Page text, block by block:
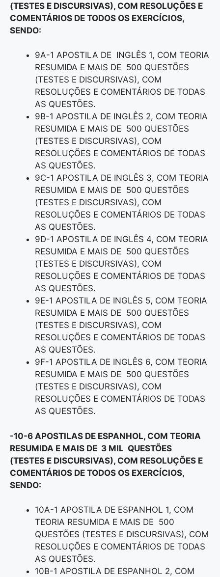
(TESTES E DISCURSIVAS), COM RESOLUÇÕES E
COMENTÁRIOS DE TODOS OS EXERCÍCIOS,
SENDO:
9A-1 APOSTILA DE INGLÊS 1, COM TEORIA
RESUMIDA E MAIS DE 500 QUESTÕES
(TESTES E DISCURSIVAS), COM
RESOLUÇÕES E COMENTÁRIOS DE TODAS
AS QUESTÕES.
9B-1 APOSTILA DE INGLÊS 2, COM TEORIA
RESUMIDA E MAIS DE 500 QUESTÕES
(TESTES E DISCURSIVAS), COM
RESOLUÇÕES E COMENTÁRIOS DE TODAS
AS QUESTÕES.
9C-1 APOSTILA DE INGLÊS 3, COM TEORIA
RESUMIDA E MAIS DE 500 QUESTÕES
(TESTES E DISCURSIVAS), COM
RESOLUÇÕES E COMENTÁRIOS DE TODAS
AS QUESTÕES.
9D-1 APOSTILA DE INGLÊS 4, COM TEORIA
RESUMIDA E MAIS DE 500 QUESTÕES
(TESTES E DISCURSIVAS), COM
RESOLUÇÕES E COMENTÁRIOS DE TODAS
AS QUESTÕES.
9E-1 APOSTILA DE INGLÊS 5, COM TEORIA
RESUMIDA E MAIS DE 500 QUESTÕES
(TESTES E DISCURSIVAS), COM
RESOLUÇÕES E COMENTÁRIOS DE TODAS
AS QUESTÕES.
9F-1 APOSTILA DE INGLÊS 6, COM TEORIA
RESUMIDA E MAIS DE 500 QUESTÕES
(TESTES E DISCURSIVAS), COM
RESOLUÇÕES E COMENTÁRIOS DE TODAS
AS QUESTÕES.
-10-6 APOSTILAS DE ESPANHOL, COM TEORIA
RESUMIDA E MAIS DE 3 MIL QUESTÕES
(TESTES E DISCURSIVAS), COM RESOLUÇÕES E
COMENTÁRIOS DE TODOS OS EXERCÍCIOS,
SENDO:
10A-1 APOSTILA DE ESPANHOL 1, COM
TEORIA RESUMIDA E MAIS DE 500
QUESTÕES (TESTES E DISCURSIVAS), COM
RESOLUÇÕES E COMENTÁRIOS DE TODAS
AS QUESTÕES.
10B-1 APOSTILA DE ESPANHOL 2, COM